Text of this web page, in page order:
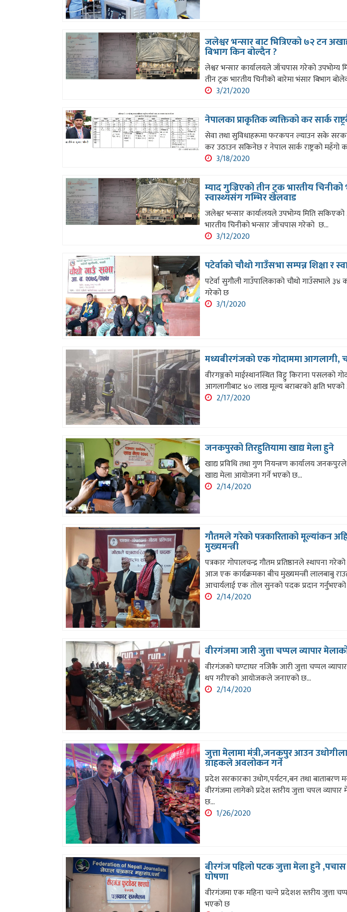
जलेश्वर भन्सार बाट भित्रिएको ७२ टन
बिभाग किन बोल्दैन ?
लेश्वर भन्सार कार्यालयले जाँचपास गरेको
तीन ट्रक भारतीय चिनीको बारेमा भंसार बिभाग
3/21/2020
नेपालका प्राकृतिक व्यक्तिको कर सार्क
सेवा तथा सुविधाहरूमा फरकपन ल्याउन सके
कर उठाउन सकिनेछ र नेपाल सार्क राष्ट्रको महँगो
3/18/2020
म्याद गुज्रिएको तीन ट्रक भारतीय
स्वास्थ्यसंग गम्भिर खेलवाड
जलेश्वर भन्सार कार्यालयले उपभोग्य मिति
भारतीय चिनीको भन्सार जाँचपास गरेको छ...
3/12/2020
पटेर्वाको चौथो गाउँसभा सम्पन्न शिक्षा र
पटेर्वा सुगौली गाउँपालिकाको चौथो गाउँसभाले
गरेको छ
3/1/2020
मध्यबीरगंजको एक गोदाममा आगलागी,
वीरगञ्जको माईस्थानस्थित विट्टु किराना पसलको
आगलागीबाट ४० लाख मूल्य बराबरको क्षति
2/17/2020
जनकपुरको तिरहुतियामा खाद्य मेला हुने
खाद्य प्रविधि तथा गुण नियन्त्रण कार्यालय
खाद्य मेला आयोजना गर्ने भएको छ...
2/14/2020
गौतमले गरेको पत्रकारिताको मूल्यांकन
मुख्यमन्त्री
पत्रकार गोपालचन्द्र गौतम प्रतिष्ठानले स्थापना
आज एक कार्यक्रमका बीच मुख्यमन्त्री लालबाबु
आचार्यलाई एक तोल सुनको पदक प्रदान
2/14/2020
वीरगंजमा जारी जुत्ता चप्पल व्यापार
वीरगंजको घण्टाघर नजिकै जारी जुत्ता चप्पल
थप गरीएको आयोजकले जनाएको छ...
2/14/2020
जुत्ता मेलामा मंत्री,जनकपुर आउन
ग्राहकले अवलोकन गर्ने
प्रदेश सरकारका उधोग,पर्यटन,बन तथा बाताबरण
वीरगंजमा लागेको प्रदेश स्तरीय जुत्ता चपल
छ...
1/26/2020
बीरगंज पहिलो पटक जुत्ता मेला हुने
घोषणा
वीरगंजमा एक महिना चल्ने प्रदेशश स्तरीय जुत्ता
भएको छ